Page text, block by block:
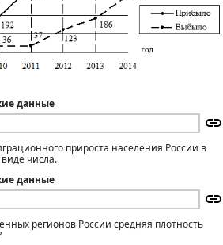
данные
прироста населения России в
числа.
данные
регионов России средняя плотность